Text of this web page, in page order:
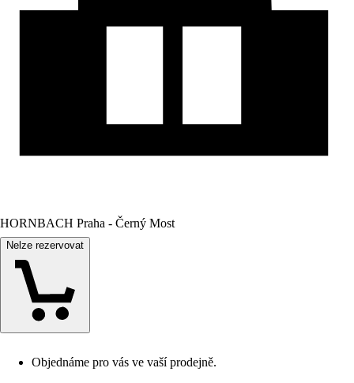
HORNBACH Praha - Černý Most
Nelze rezervovat
Objednáme pro vás ve vaší prodejně.